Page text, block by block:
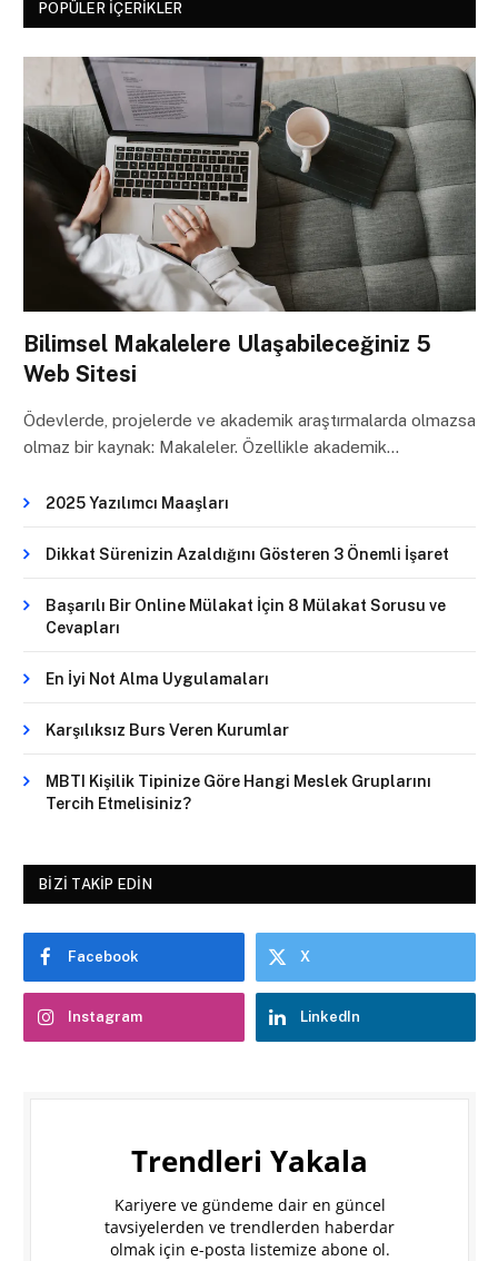
POPÜLER İÇERIKLER
Bilimsel Makalelere Ulaşabileceğiniz 5
Web Sitesi
Ödevlerde, projelerde ve akademik araştırmalarda olmazsa
olmaz bir kaynak: Makaleler. Özellikle akademik…
2025 Yazılımcı Maaşları
Dikkat Sürenizin Azaldığını Gösteren 3 Önemli İşaret
Başarılı Bir Online Mülakat İçin 8 Mülakat Sorusu ve
Cevapları
En İyi Not Alma Uygulamaları
Karşılıksız Burs Veren Kurumlar
MBTI Kişilik Tipinize Göre Hangi Meslek Gruplarını
Tercih Etmelisiniz?
BIZI TAKIP EDIN
Facebook X
Instagram LinkedIn
Trendleri Yakala
Kariyere ve gündeme dair en güncel
tavsiyelerden ve trendlerden haberdar
olmak için e-posta listemize abone ol.